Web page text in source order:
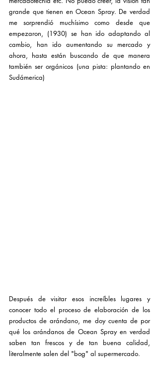
grande que tienen en Ocean Spray. De verdad
me sorprendió muchísimo como desde que
empezaron, (1930) se han ido adaptando al
cambio, han ido aumentando su mercado y
ahora, hasta están buscando de que manera
también ser orgánicos (una pista: plantando en
Sudámerica)
Después de visitar esos increíbles lugares y
conocer todo el proceso de elaboración de los
productos de arándano, me doy cuenta de por
qué los arándanos de Ocean Spray en verdad
saben tan frescos y de tan buena calidad,
literalmente salen del "bog" al supermercado.